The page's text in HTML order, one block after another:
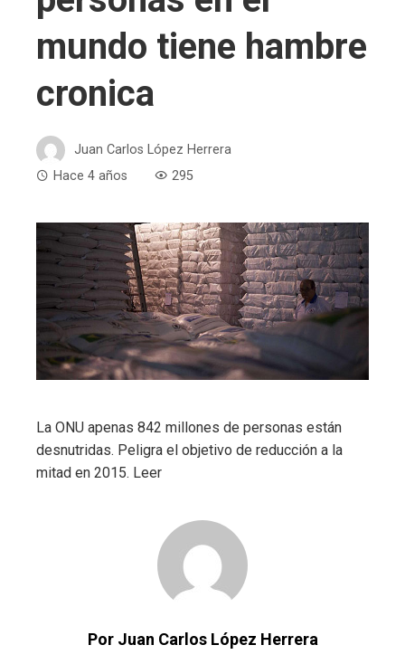
mundo tiene hambre
cronica
Juan Carlos López Herrera
Hace 4 años
295
La ONU apenas 842 millones de personas están
desnutridas. Peligra el objetivo de reducción a la
mitad en 2015. Leer
Por Juan Carlos López Herrera